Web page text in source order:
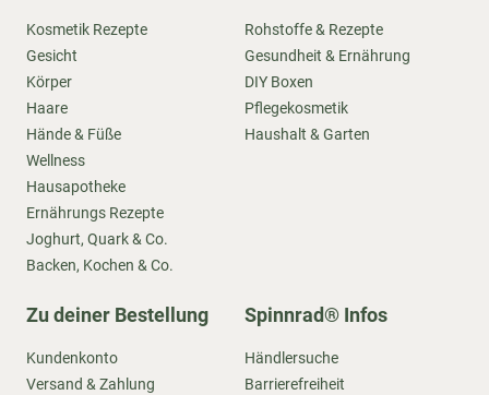
Kosmetik Rezepte
Gesicht
Körper
Haare
Hände & Füße
Wellness
Hausapotheke
Ernährungs Rezepte
Joghurt, Quark & Co.
Backen, Kochen & Co.
Rohstoffe & Rezepte
Gesundheit & Ernährung
DIY Boxen
Pflegekosmetik
Haushalt & Garten
Zu deiner Bestellung
Kundenkonto
Versand & Zahlung
Spinnrad® Infos
Händlersuche
Barrierefreiheit